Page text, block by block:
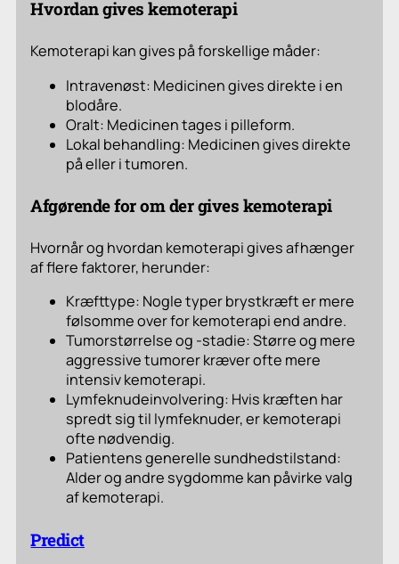
Hvordan gives kemoterapi
Kemoterapi kan gives på forskellige måder:
Intravenøst: Medicinen gives direkte i en
blodåre.
Oralt: Medicinen tages i pilleform.
Lokal behandling: Medicinen gives direkte
på eller i tumoren.
Afgørende for om der gives kemoterapi
Hvornår og hvordan kemoterapi gives afhænger
af flere faktorer, herunder:
Kræfttype: Nogle typer brystkræft er mere
følsomme over for kemoterapi end andre.
Tumorstørrelse og -stadie: Større og mere
aggressive tumorer kræver ofte mere
intensiv kemoterapi.
Lymfeknudeinvolvering: Hvis kræften har
spredt sig til lymfeknuder, er kemoterapi
ofte nødvendig.
Patientens generelle sundhedstilstand:
Alder og andre sygdomme kan påvirke valg
af kemoterapi.
Predict